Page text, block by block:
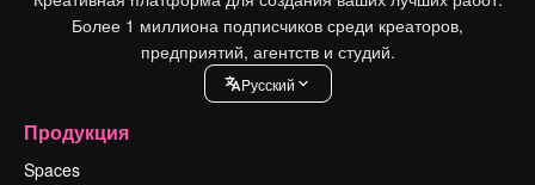
Более 1 миллиона подписчиков среди креаторов,
предприятий, агентств и студий.
Pусский
Продукция
Spaces